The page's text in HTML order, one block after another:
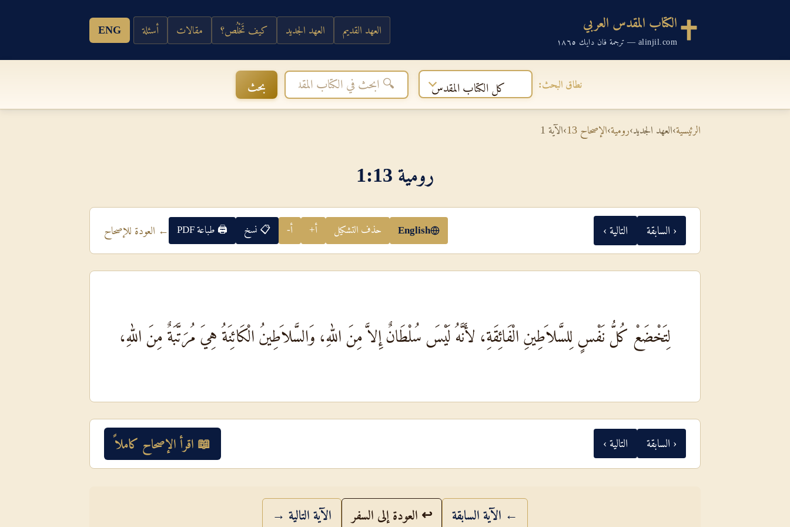
الكتاب المقدس العربي
alinjil.com — ترجمة فان دايك ١٨٦٥
العهد القديم العهد الجديد كيف تَخْلُص؟ مقالات أسئلة ENG
نطاق البحث: كل الكتاب المقدس بحث
الرئيسية›العهد الجديد›رومية›الإصحاح 13 ›الآية 1
رومية 13‏:‏1
‹ السابقة التالية › English حذف التشكيل أ+ أ- 📋 نسخ 🖨 طباعة PDF ← العودة للإصحاح
لِتَخْضَعْ كُلُّ نَفْسٍ لِلسَّلاَطِينِ الْفَائِقَةِ، لأَنَّهُ لَيْسَ سُلْطَانٌ إِلاَّ مِنَ اللهِ، وَالسَّلاَطِينُ الْكَائِنَةُ هِيَ مُرَتَّبَةٌ مِنَ اللهِ،
‹ السابقة التالية › 📖 اقرأ الإصحاح كاملاً
← الآية السابقة ↩ العودة إلى السفر الآية التالية →